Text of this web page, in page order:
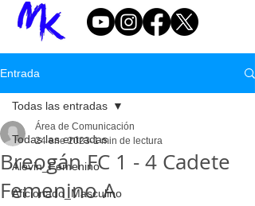
Entrada
Todas las entradas
Alevin_Femenino
Aficionado_Masculino
Todas las entradas
Breogán FC 1 - 4 Cadete
Femenino A
Área de Comunicación
24 ene 2023 1 min de lectura